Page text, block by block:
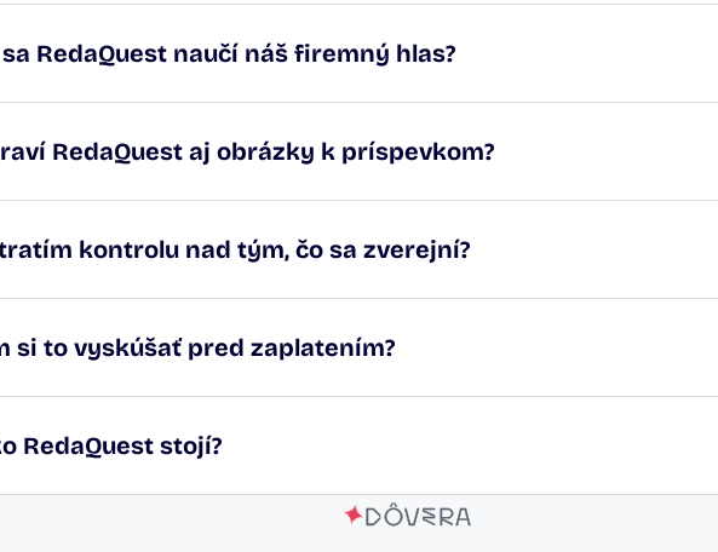
RedaQuest naučí náš firemný hlas?
RedaQuest aj obrázky k príspevkom?
kontrolu nad tým, čo sa zverejní?
si to vyskúšať pred zaplatením?
RedaQuest stojí?
DÔVERA